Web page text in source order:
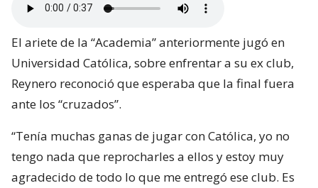
El ariete de la “Academia” anteriormente jugó en
Universidad Católica, sobre enfrentar a su ex club,
Reynero reconoció que esperaba que la final fuera
ante los “cruzados”.
“Tenía muchas ganas de jugar con Católica, yo no
tengo nada que reprocharles a ellos y estoy muy
agradecido de todo lo que me entregó ese club. Es